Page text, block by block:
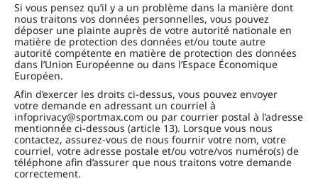
Si vous pensez qu’il y a un problème dans la manière dont
nous traitons vos données personnelles, vous pouvez
déposer une plainte auprès de votre autorité nationale en
matière de protection des données et/ou toute autre
autorité compétente en matière de protection des données
dans l’Union Européenne ou dans l’Espace Économique
Européen.
Afin d’exercer les droits ci-dessus, vous pouvez envoyer
votre demande en adressant un courriel à
infoprivacy@sportmax.com ou par courrier postal à l’adresse
mentionnée ci-dessous (article 13). Lorsque vous nous
contactez, assurez-vous de nous fournir votre nom, votre
courriel, votre adresse postale et/ou votre/vos numéro(s) de
téléphone afin d’assurer que nous traitons votre demande
correctement.